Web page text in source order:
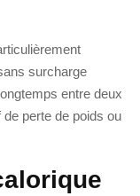
surcharge
entre deux
perte de poids ou